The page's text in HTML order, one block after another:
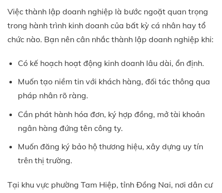
Việc thành lập doanh nghiệp là bước ngoặt quan trọng
trong hành trình kinh doanh của bất kỳ cá nhân hay tổ
chức nào. Bạn nên cân nhắc thành lập doanh nghiệp khi:
Có kế hoạch hoạt động kinh doanh lâu dài, ổn định.
Muốn tạo niềm tin với khách hàng, đối tác thông qua
pháp nhân rõ ràng.
Cần phát hành hóa đơn, ký hợp đồng, mở tài khoản
ngân hàng đứng tên công ty.
Muốn đăng ký bảo hộ thương hiệu, xây dựng uy tín
trên thị trường.
Tại khu vực phường Tam Hiệp, tỉnh Đồng Nai, nơi dân cư